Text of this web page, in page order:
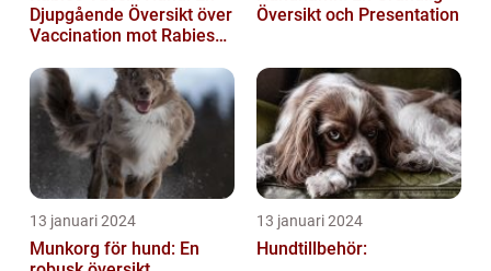
Djupgående Översikt över
Vaccination mot Rabies
Översikt och Presentation
13 januari 2024
Munkorg för hund: En
13 januari 2024
Hundtillbehör: